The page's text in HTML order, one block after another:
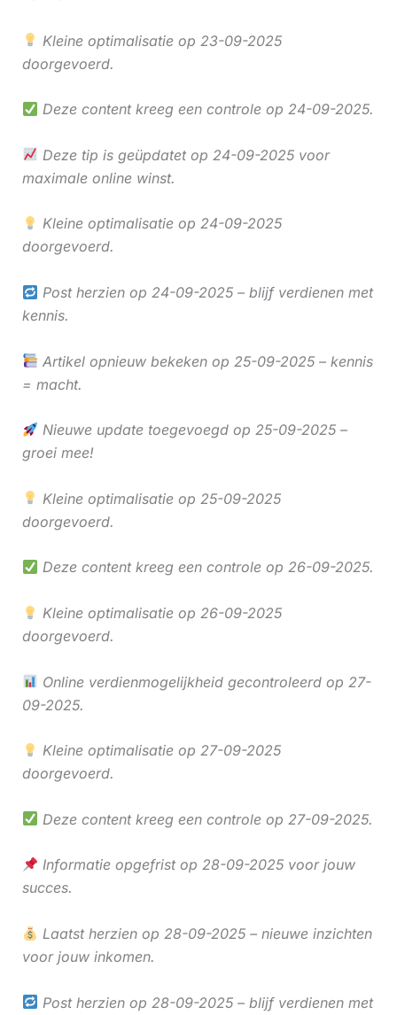
Kleine optimalisatie op 23-09-2025
doorgevoerd.
Deze content kreeg een controle op 24-09-2025.
Deze tip is geüpdatet op 24-09-2025 voor
maximale online winst.
Kleine optimalisatie op 24-09-2025
doorgevoerd.
Post herzien op 24-09-2025 – blijf verdienen met
kennis.
Artikel opnieuw bekeken op 25-09-2025 – kennis
= macht.
Nieuwe update toegevoegd op 25-09-2025 –
groei mee!
Kleine optimalisatie op 25-09-2025
doorgevoerd.
Deze content kreeg een controle op 26-09-2025.
Kleine optimalisatie op 26-09-2025
doorgevoerd.
Online verdienmogelijkheid gecontroleerd op 27-
09-2025.
Kleine optimalisatie op 27-09-2025
doorgevoerd.
Deze content kreeg een controle op 27-09-2025.
Informatie opgefrist op 28-09-2025 voor jouw
succes.
Laatst herzien op 28-09-2025 – nieuwe inzichten
voor jouw inkomen.
Post herzien op 28-09-2025 – blijf verdienen met